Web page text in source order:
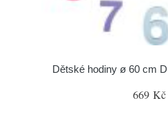
Dětské hodiny ø 60 cm
669 Kč